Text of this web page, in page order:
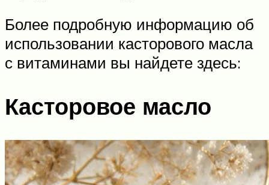
Более подробную информацию об
использовании касторового масла
с витаминами вы найдете здесь:
Касторовое масло